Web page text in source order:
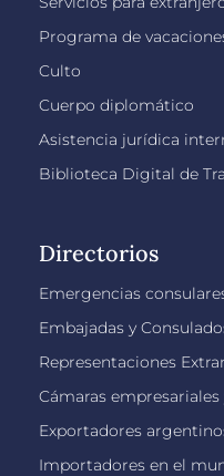
Programa de
Culto
Cuerpo diplomático
Asistencia jurídica
Biblioteca Digital de
Directorios
Emergencias
Embajadas y
Representaciones
Cámaras
Exportadores
Importadores en el